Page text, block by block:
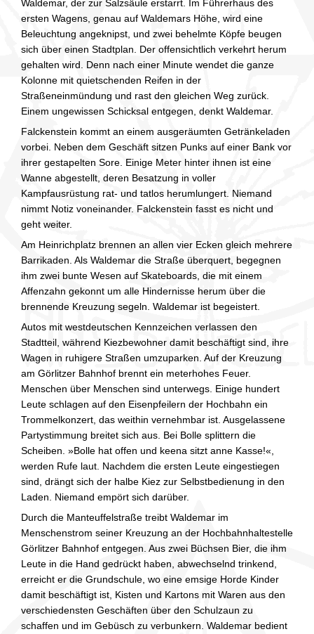
Waldemar, der zur Salzsäule erstarrt. Im Führerhaus des
ersten Wagens, genau auf Waldemars Höhe, wird eine
Beleuchtung angeknipst, und zwei behelmte Köpfe beugen
sich über einen Stadtplan. Der offensichtlich verkehrt herum
gehalten wird. Denn nach einer Minute wendet die ganze
Kolonne mit quietschenden Reifen in der
Straßeneinmündung und rast den gleichen Weg zurück.
Einem ungewissen Schicksal entgegen, denkt Waldemar.
Falckenstein kommt an einem ausgeräumten Getränkeladen
vorbei. Neben dem Geschäft sitzen Punks auf einer Bank vor
ihrer gestapelten Sore. Einige Meter hinter ihnen ist eine
Wanne abgestellt, deren Besatzung in voller
Kampfausrüstung rat- und tatlos herumlungert. Niemand
nimmt Notiz voneinander. Falckenstein fasst es nicht und
geht weiter.
Am Heinrichplatz brennen an allen vier Ecken gleich mehrere
Barrikaden. Als Waldemar die Straße überquert, begegnen
ihm zwei bunte Wesen auf Skateboards, die mit einem
Affenzahn gekonnt um alle Hindernisse herum über die
brennende Kreuzung segeln. Waldemar ist begeistert.
Autos mit westdeutschen Kennzeichen verlassen den
Stadtteil, während Kiezbewohner damit beschäftigt sind, ihre
Wagen in ruhigere Straßen umzuparken. Auf der Kreuzung
am Görlitzer Bahnhof brennt ein meterhohes Feuer.
Menschen über Menschen sind unterwegs. Einige hundert
Leute schlagen auf den Eisenpfeilern der Hochbahn ein
Trommelkonzert, das weithin vernehmbar ist. Ausgelassene
Partystimmung breitet sich aus. Bei Bolle splittern die
Scheiben. »Bolle hat offen und keena sitzt anne Kasse!«,
werden Rufe laut. Nachdem die ersten Leute eingestiegen
sind, drängt sich der halbe Kiez zur Selbstbedienung in den
Laden. Niemand empört sich darüber.
Durch die Manteuffelstraße treibt Waldemar im
Menschenstrom seiner Kreuzung an der Hochbahnhaltestelle
Görlitzer Bahnhof entgegen. Aus zwei Büchsen Bier, die ihm
Leute in die Hand gedrückt haben, abwechselnd trinkend,
erreicht er die Grundschule, wo eine emsige Horde Kinder
damit beschäftigt ist, Kisten und Kartons mit Waren aus den
verschiedensten Geschäften über den Schulzaun zu
schaffen und im Gebüsch zu verbunkern. Waldemar bedient